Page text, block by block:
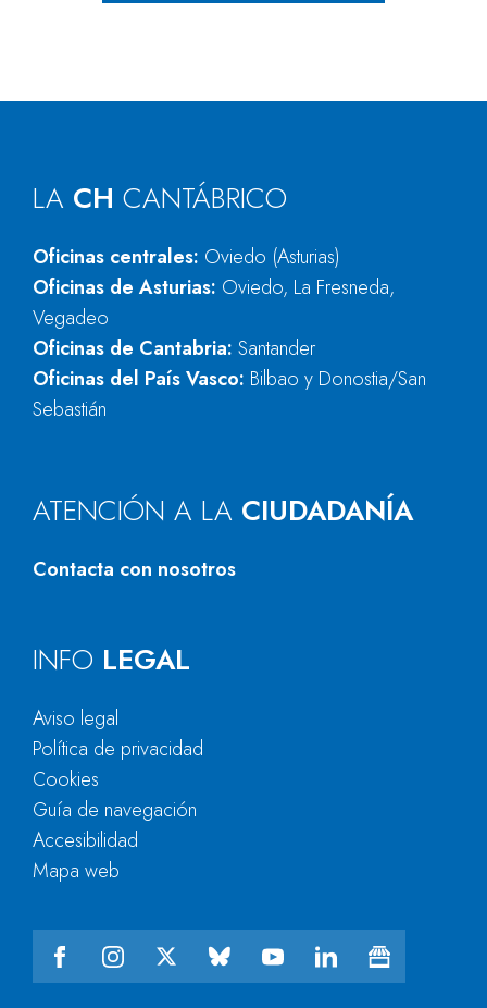
LA CH CANTÁBRICO
Oficinas centrales: Oviedo (Asturias)
Oficinas de Asturias: Oviedo, La Fresneda,
Vegadeo
Oficinas de Cantabria: Santander
Oficinas del País Vasco: Bilbao y Donostia/San
Sebastián
ATENCIÓN A LA CIUDADANÍA
Contacta con nosotros
INFO LEGAL
Aviso legal
Política de privacidad
Cookies
Guía de navegación
Accesibilidad
Mapa web